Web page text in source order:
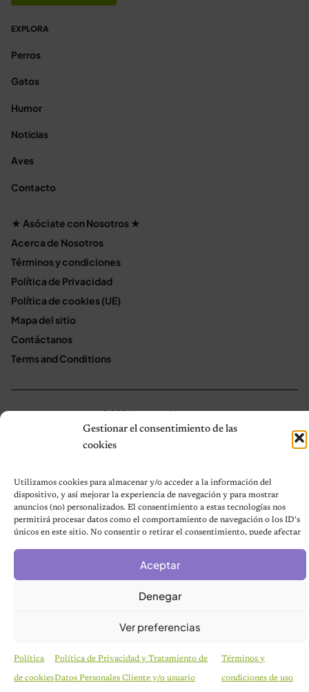
Gestionar el consentimiento de las
cookies
Utilizamos cookies para almacenar y/o acceder a la información del
dispositivo, y así mejorar la experiencia de navegación y para mostrar
anuncios (no) personalizados. El consentimiento a estas tecnologías nos
permitirá procesar datos como el comportamiento de navegación o los ID's
únicos en este sitio. No consentir o retirar el consentimiento, puede afectar
Aceptar
Denegar
Ver preferencias
Política
de cookies
Política de Privacidad y Tratamiento de
Datos Personales Cliente y/o usuario
Términos y
condiciones de uso
CURIOSIDADES
EXPLORA
Perros
Gatos
Humor
Noticias
Aves
Contacto
★ Asóciate con Nosotros ★
Acerca de Nosotros
Términos y condiciones
Política de Privacidad
Política de cookies (UE)
Mapa del sitio
Contáctanos
Terms and Conditions
© 2026 Notas de Mascotas
Política de privacidad